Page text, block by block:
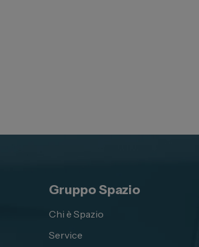
Gruppo Spazio
Chi è Spazio
Service